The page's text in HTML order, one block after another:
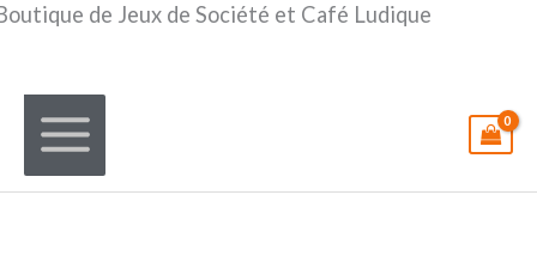
de Jeux de Société et Café Ludique